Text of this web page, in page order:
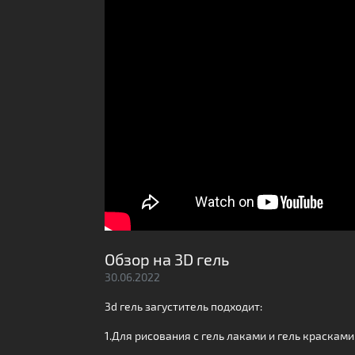
Обзор на 3D гель
30.06.2022
3d гель загуститель подходит:
1.Для рисования с гель лаками и гель